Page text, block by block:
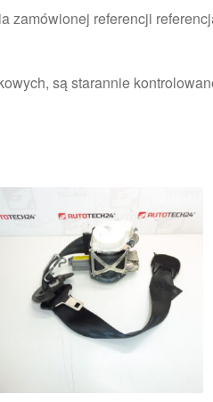
zamówionej referencji
są starannie